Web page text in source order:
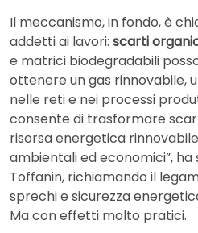
Il meccanismo, in fondo, è
addetti ai lavori: scarti
e matrici biodegradabili
ottenere un gas rinnovabile,
nelle reti e nei processi
consente di trasformare
risorsa energetica
ambientali ed economici”,
Toffanin, richiamando il
sprechi e sicurezza
Ma con effetti molto pratici.